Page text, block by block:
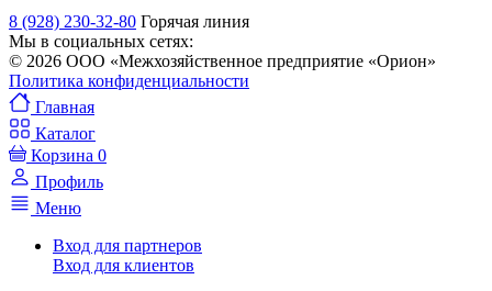
8 (928) 230-32-80 Горячая линия
Мы в социальных сетях:
© 2026 ООО «Межхозяйственное предприятие «Орион»
Политика конфиденциальности
Главная
Каталог
Корзина 0
Профиль
Меню
Вход для партнеров
Вход для клиентов